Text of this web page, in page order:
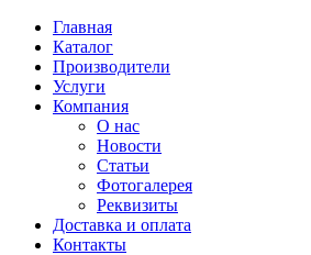
Главная
Каталог
Производители
Услуги
Компания
О нас
Новости
Статьи
Фотогалерея
Реквизиты
Доставка и оплата
Контакты